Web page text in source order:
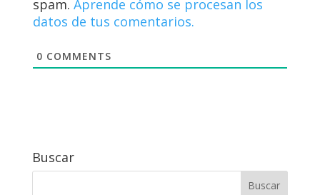
spam. Aprende cómo se procesan los
datos de tus comentarios.
0 COMMENTS
Buscar